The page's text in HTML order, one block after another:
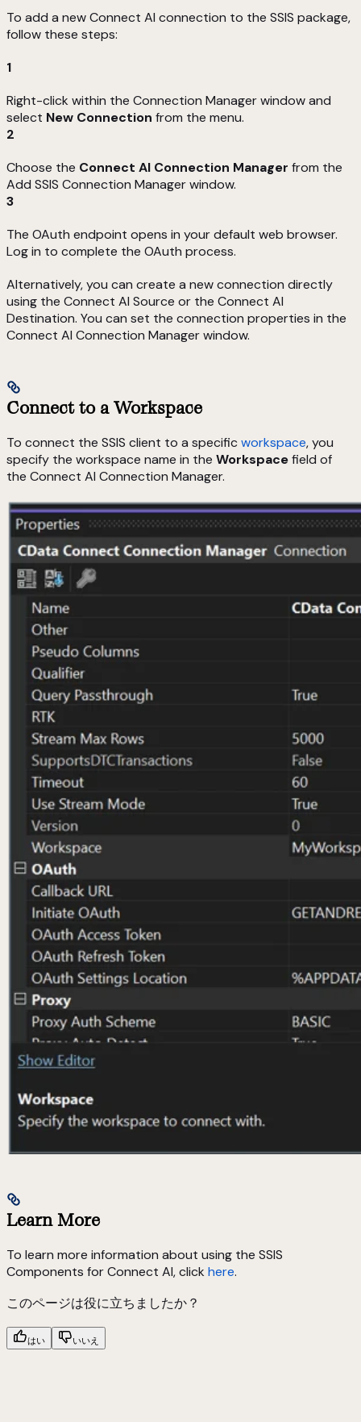
To add a new Connect AI connection to the SSIS package,
follow these steps:
1
Right-click within the Connection Manager window and
select New Connection from the menu.
2
Choose the Connect AI Connection Manager from the
Add SSIS Connection Manager window.
3
The OAuth endpoint opens in your default web browser.
Log in to complete the OAuth process.
Alternatively, you can create a new connection directly
using the Connect AI Source or the Connect AI
Destination. You can set the connection properties in the
Connect AI Connection Manager window.
Connect to a Workspace
To connect the SSIS client to a specificworkspace, you
specify the workspace name in the Workspacefield of
the Connect AI Connection Manager.
Learn More
To learn more information about using the SSIS
Components for Connect AI, click here.
このページは役に立ちましたか？
はい いいえ